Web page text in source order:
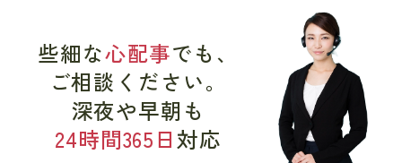
些細な心配事でも、
ご相談ください。
深夜や早朝も
24時間365日対応